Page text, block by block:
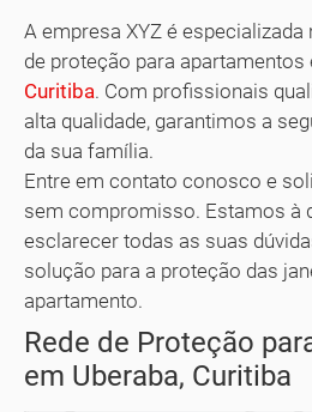
A empresa XYZ é
de proteção para apartamentos
Curitiba. Com profissionais
alta qualidade, garantimos a
da sua família.
Entre em contato conosco e
sem compromisso. Estamos à
esclarecer todas as suas
solução para a proteção das
apartamento.
Rede de Proteção
em Uberaba, Curitiba